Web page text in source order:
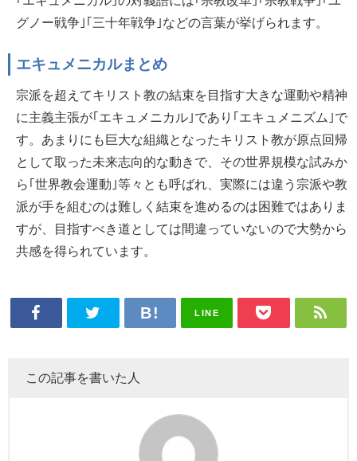
グノー戦争｣｢三十年戦争｣などの言葉が挙げられます。
エキュメニカルまとめ
宗派を超えてキリスト教の結束を目指す大きな運動や精神
に主義主張が｢エキュメニカル｣であり｢エキュメニズム｣で
す。あまりにも巨大な組織となったキリスト教が原点回帰
として取った未来志向的な動きで、その世界規模な試みか
ら｢世界教会運動｣等々とも呼ばれ、実際には違う宗派や教
派が手を組むのは難しく結束を進めるのは困難ではありま
すが、目指すべき道としては間違っていないので大勢から
共感を得られています。
LINE
この記事を書いた人